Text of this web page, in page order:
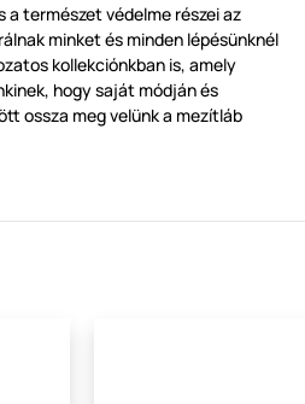
a természet védelme részei az
minket és minden lépésünknél
kollekciónkban is, amely
hogy saját módján és
ossza meg velünk a mezítláb